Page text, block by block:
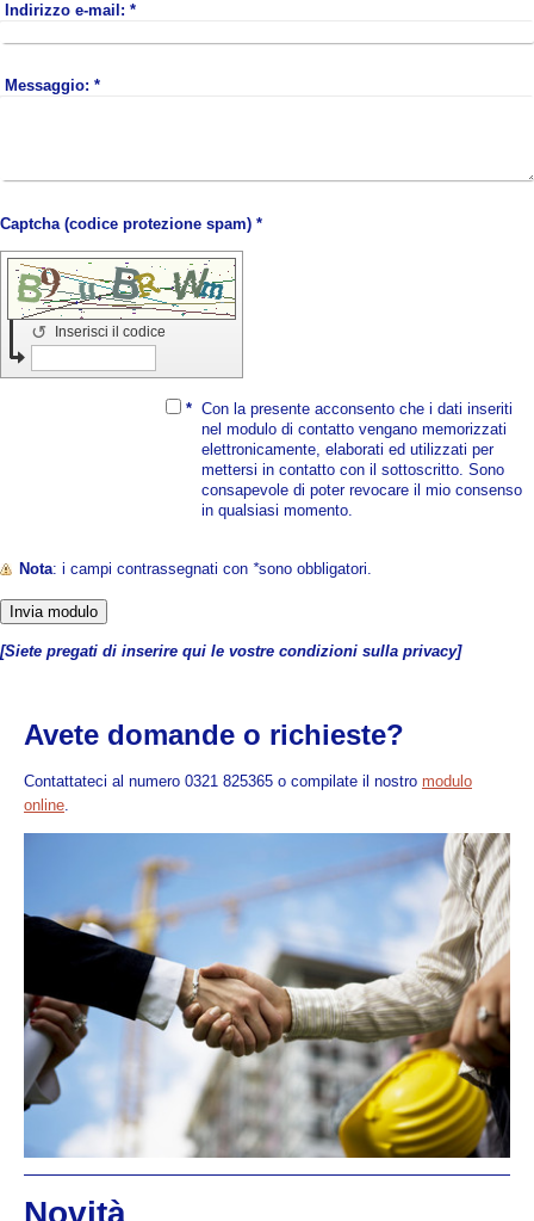
Indirizzo e-mail: *
Messaggio: *
Captcha (codice protezione spam) *
Inserisci il codice
↺
* Con la presente acconsento che i dati inseriti
nel modulo di contatto vengano memorizzati
elettronicamente, elaborati ed utilizzati per
mettersi in contatto con il sottoscritto. Sono
consapevole di poter revocare il mio consenso
in qualsiasi momento.
Nota : i campi contrassegnati con *sono obbligatori.
[Siete pregati di inserire qui le vostre condizioni sulla privacy]
Avete domande o richieste?
Contattateci al numero 0321 825365 o compilate il nostro modulo
online.
Novità